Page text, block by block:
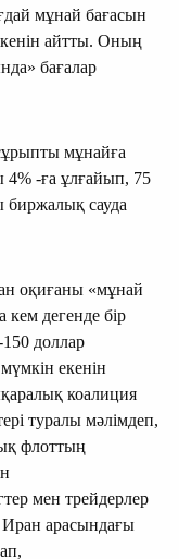
мұнай бағасын
айтты. Оның
бағалар
мұнайға
4% -ға ұлғайып, 75
биржалық сауда
оқиғаны «мұнай
кем дегенде бір
150 доллар
екенін
коалиция
туралы мәлімдеп,
флоттың
мен трейдерлер
арасындағы